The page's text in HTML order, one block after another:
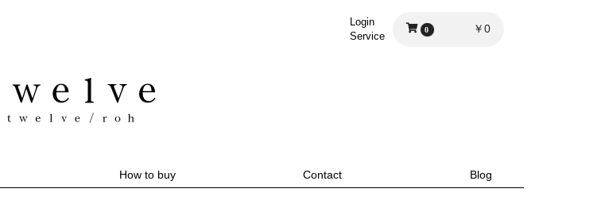
Login
Service
0 ￥0
How to buy Contact Blog